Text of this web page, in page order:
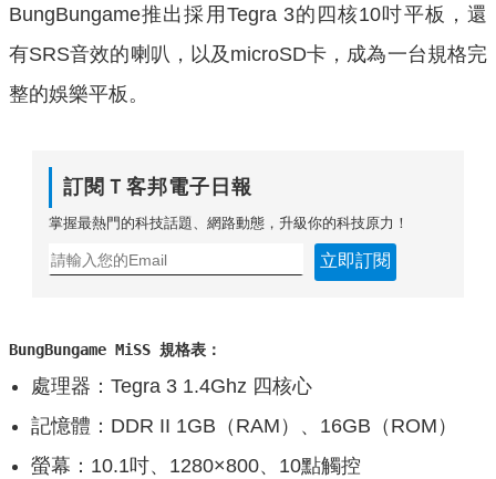
BungBungame推出採用Tegra 3的四核10吋平板，還
有SRS音效的喇叭，以及microSD卡，成為一台規格完
整的娛樂平板。
訂閱Ｔ客邦電子日報
掌握最熱門的科技話題、網路動態，升級你的科技原力！
立即訂閱
BungBungame MiSS 規格表：
處理器：Tegra 3 1.4Ghz 四核心
記憶體：DDR II 1GB（RAM）、16GB（ROM）
螢幕：10.1吋、1280×800、10點觸控